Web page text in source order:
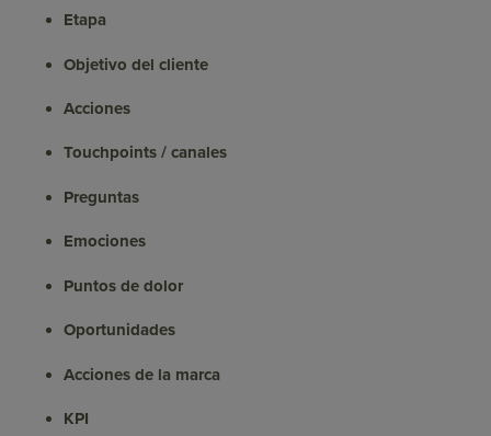
Etapa
Objetivo del cliente
Acciones
Touchpoints / canales
Preguntas
Emociones
Puntos de dolor
Oportunidades
Acciones de la marca
KPI